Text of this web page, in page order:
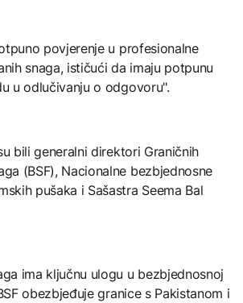
povjerenje u profesionalne
snaga, ističući da imaju potpunu
u odlučivanju o odgovoru".​
bili generalni direktori Graničnih
(BSF), Nacionalne bezbjednosne
pušaka i Sašastra Seema Bal
ima ključnu ulogu u bezbjednosnoj
obezbjeđuje granice s Pakistanom i